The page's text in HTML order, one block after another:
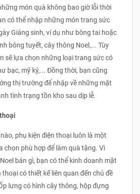
món quà không bao giờ lỗi thời
có thể nhập những món trang sức
Giáng sinh, ví dụ như bông tai hoặc
bông tuyết, cây thông Noel,... Tùy
sẽ lựa chọn những loại trang sức có
bạc, mỹ ký,... Đồng thời, bạn cũng
thị trường để nhập về những mặt
tình trạng tồn kho sau dịp lễ.
phụ kiện điện thoại luôn là một
chọn phù hợp để làm quà tặng. Vì
bán gì, bạn có thể kinh doanh mặt
thoại có thiết kế liên quan đến chủ đề
lưng có hình cây thông, hộp đựng